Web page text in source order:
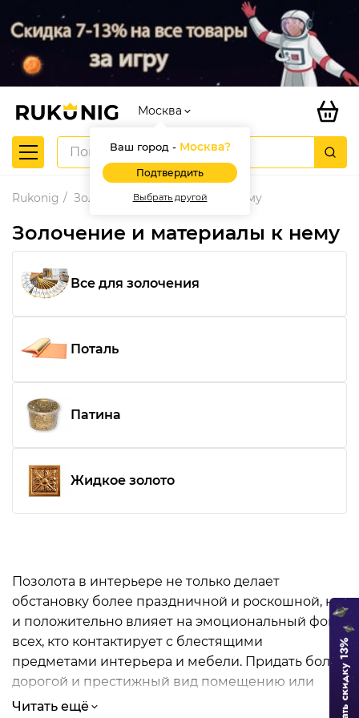
Москва
Ваш город - Москва?
Подтвердить
Выбрать другой
Rukonig Золочение и материалы к нему
Золочение и материалы к нему
Все для золочения
Поталь
Патина
Жидкое золото
Позолота в интерьере не только делает
обстановку более праздничной и роскошной, но
и положительно влияет на эмоциональный фон
всех, кто контактирует с блестящими
предметами интерьера и мебели. Придать более
дорогой и престижный вид помещению или
мебели можно при помощи
Читать ещё